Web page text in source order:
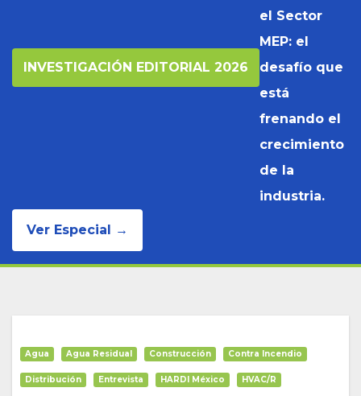
INVESTIGACIÓN EDITORIAL 2026
el Sector
MEP: el
desafío que
está
frenando el
crecimiento
de la
industria.
Ver Especial →
Agua Agua Residual Construcción Contra Incendio
Distribución Entrevista HARDI México HVAC/R